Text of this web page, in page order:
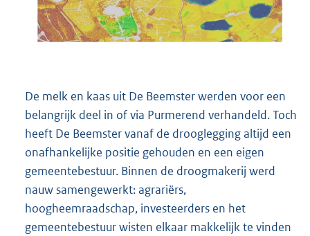
De melk en kaas uit De Beemster werden voor een
belangrijk deel in of via Purmerend verhandeld. Toch
heeft De Beemster vanaf de drooglegging altijd een
onafhankelijke positie gehouden en een eigen
gemeentebestuur. Binnen de droogmakerij werd
nauw samengewerkt: agrariërs,
hoogheemraadschap, investeerders en het
gemeentebestuur wisten elkaar makkelijk te vinden